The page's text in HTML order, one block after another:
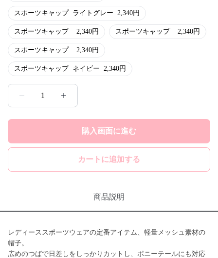
スポーツキャップ ライトグレー 2,340円
スポーツキャップ 2,340円 スポーツキャップ 2,340円
スポーツキャップ 2,340円
スポーツキャップ ネイビー 2,340円
1
購入画面に進む
カートに追加する
商品説明
レディーススポーツウェアの定番アイテム、軽量メッシュ素材の
帽子。
広めのつばで日差しをしっかりカットし、ポニーテールにも対応